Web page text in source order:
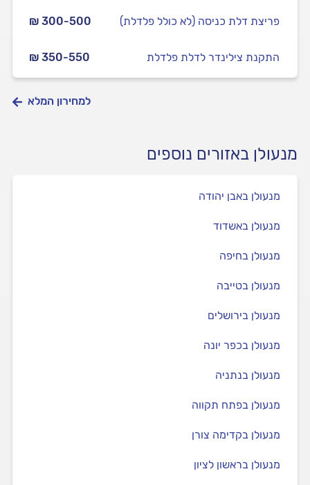
₪ 300-500 פריצת דלת כניסה (לא כולל פלדלת)
₪ 350-550 התקנת צילינדר לדלת פלדלת
למחירון המלא
מנעולן באזורים נוספים
מנעולן באבן יהודה
מנעולן באשדוד
מנעולן בחיפה
מנעולן בטייבה
מנעולן בירושלים
מנעולן בכפר יונה
מנעולן בנתניה
מנעולן בפתח תקווה
מנעולן בקדימה צורן
מנעולן בראשון לציון